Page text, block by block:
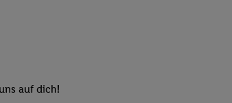
auf dich!
können. Sie